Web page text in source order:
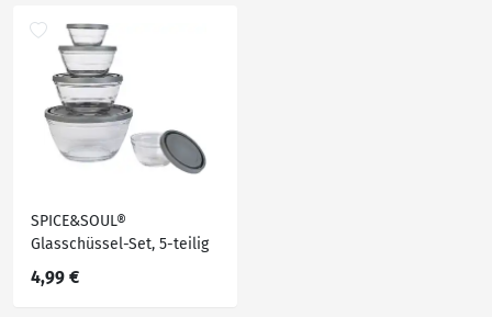
SPICE&SOUL®
Glasschüssel-Set, 5-teilig
4,99 €